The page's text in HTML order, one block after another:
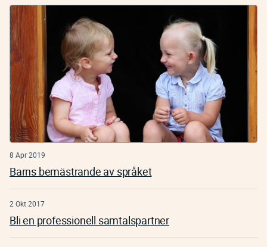
8 Apr 2019
Barns bemästrande av språket
2 Okt 2017
Bli en professionell samtalspartner